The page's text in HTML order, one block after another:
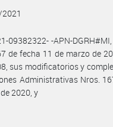
09382322- -APN-
de fecha 11 de marzo de
sus modificatorios y
Administrativas Nros.
2020, y